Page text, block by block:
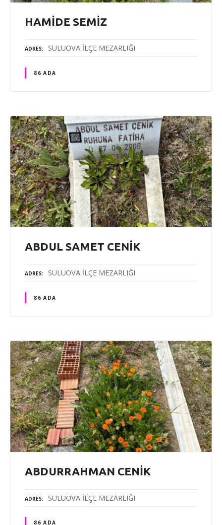
HAMİDE SEMİZ
ADRES SULUOVA İLÇE MEZARLIĞI
86 ADA
ABDUL SAMET CENİK
ADRES SULUOVA İLÇE MEZARLIĞI
86 ADA
ABDURRAHMAN CENİK
ADRES SULUOVA İLÇE MEZARLIĞI
86 ADA